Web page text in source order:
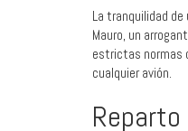
La tranquilidad de
Mauro, un
estrictas normas
cualquier avión.
Reparto